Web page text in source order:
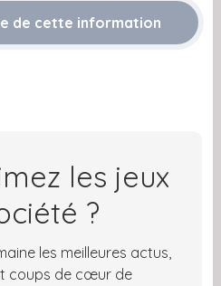
de cette information
les jeux
?
les meilleures actus,
coups de cœur de